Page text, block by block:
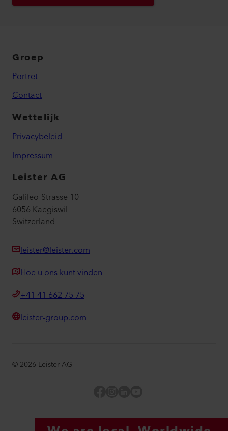
Groep
Portret
Contact
Wettelijk
Privacybeleid
Impressum
Leister AG
Galileo-Strasse 10
6056 Kaegiswil
Switzerland
leister@leister.com
Hoe u ons kunt vinden
+41 41 662 75 75
leister-group.com
© 2026 Leister AG